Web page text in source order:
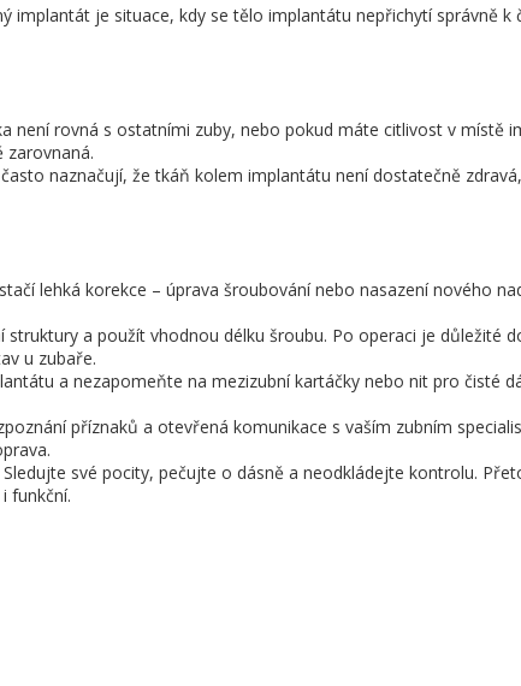
je situace, kdy se tělo implantátu nepřichytí správně k
není rovná s ostatními zuby, nebo pokud máte citlivost v místě
zarovnaná.
naznačují, že tkáň kolem implantátu není dostatečně
lehká korekce – úprava šroubování nebo nasazení nového
a použít vhodnou délku šroubu. Po operaci je důležité
u zubaře.
a nezapomeňte na mezizubní kartáčky nebo nit pro čisté
příznaků a otevřená komunikace s vaším zubním
své pocity, pečujte o dásně a neodkládejte kontrolu.
funkční.